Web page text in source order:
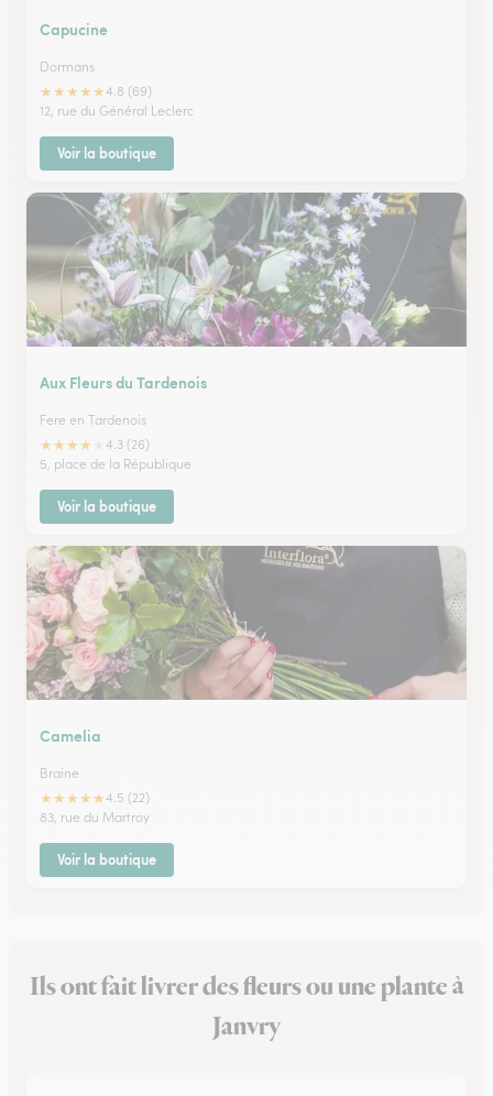
Capucine
Dormans
★★★★★4.8 (69)
12, rue du Général Leclerc
Voir la boutique
Aux Fleurs du Tardenois
Fere en Tardenois
★★★★
4.3 (26)
5, place de la République
Voir la boutique
Camelia
Braine
★★★★★4.5 (22)
83, rue du Martroy
Voir la boutique
Ils ont fait livrer des fleurs ou une plante à
Janvry